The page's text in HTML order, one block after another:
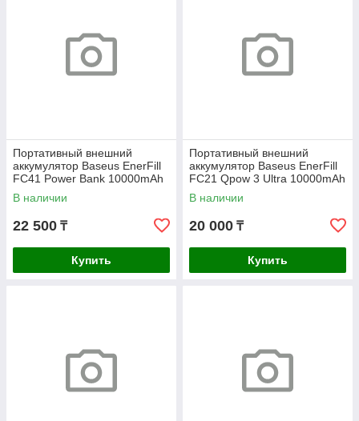
Портативный внешний
аккумулятор Baseus EnerFill
FC41 Power Bank 10000mAh
67W Cosmic Black
В наличии
22 500 ₸
Купить
Портативный внешний
аккумулятор Baseus EnerFill
FC21 Qpow 3 Ultra 10000mAh
45W Galaxy Blue (E0027Q03
В наличии
20 000 ₸
Купить